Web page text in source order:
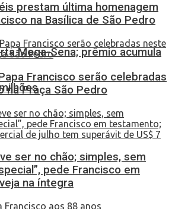
Mega-Sena; prêmio acumula
prestam última homenagem
na Basílica de São Pedro
Francisco serão celebradas
na Praça São Pedro
ser no chão; simples, sem
pede Francisco em
na íntegra